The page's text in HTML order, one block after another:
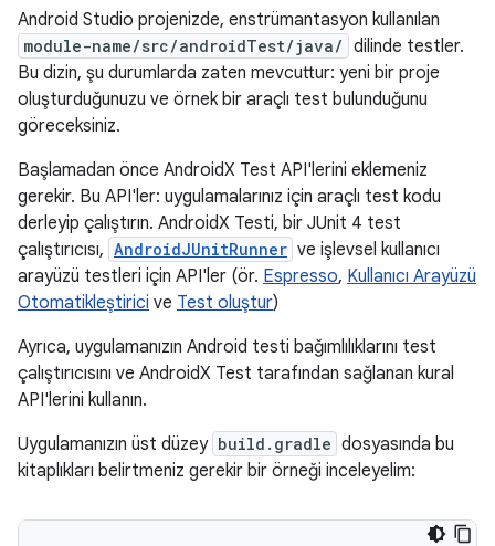
Android Studio projenizde, enstrümantasyon kullanılan
module-name/src/androidTest/java/ dilinde testler.
Bu dizin, şu durumlarda zaten mevcuttur: yeni bir proje
oluşturduğunuzu ve örnek bir araçlı test bulunduğunu
göreceksiniz.
Başlamadan önce AndroidX Test API'lerini eklemeniz
gerekir. Bu API'ler: uygulamalarınız için araçlı test kodu
derleyip çalıştırın. AndroidX Testi, bir JUnit 4 test
çalıştırıcısı, AndroidJUnitRunner ve işlevsel kullanıcı
arayüzü testleri için API'ler (ör. Espresso, Kullanıcı Arayüzü
Otomatikleştirici ve Test oluştur)
Ayrıca, uygulamanızın Android testi bağımlılıklarını test
çalıştırıcısını ve AndroidX Test tarafından sağlanan kural
API'lerini kullanın.
Uygulamanızın üst düzey build.gradle dosyasında bu
kitaplıkları belirtmeniz gerekir bir örneği inceleyelim: